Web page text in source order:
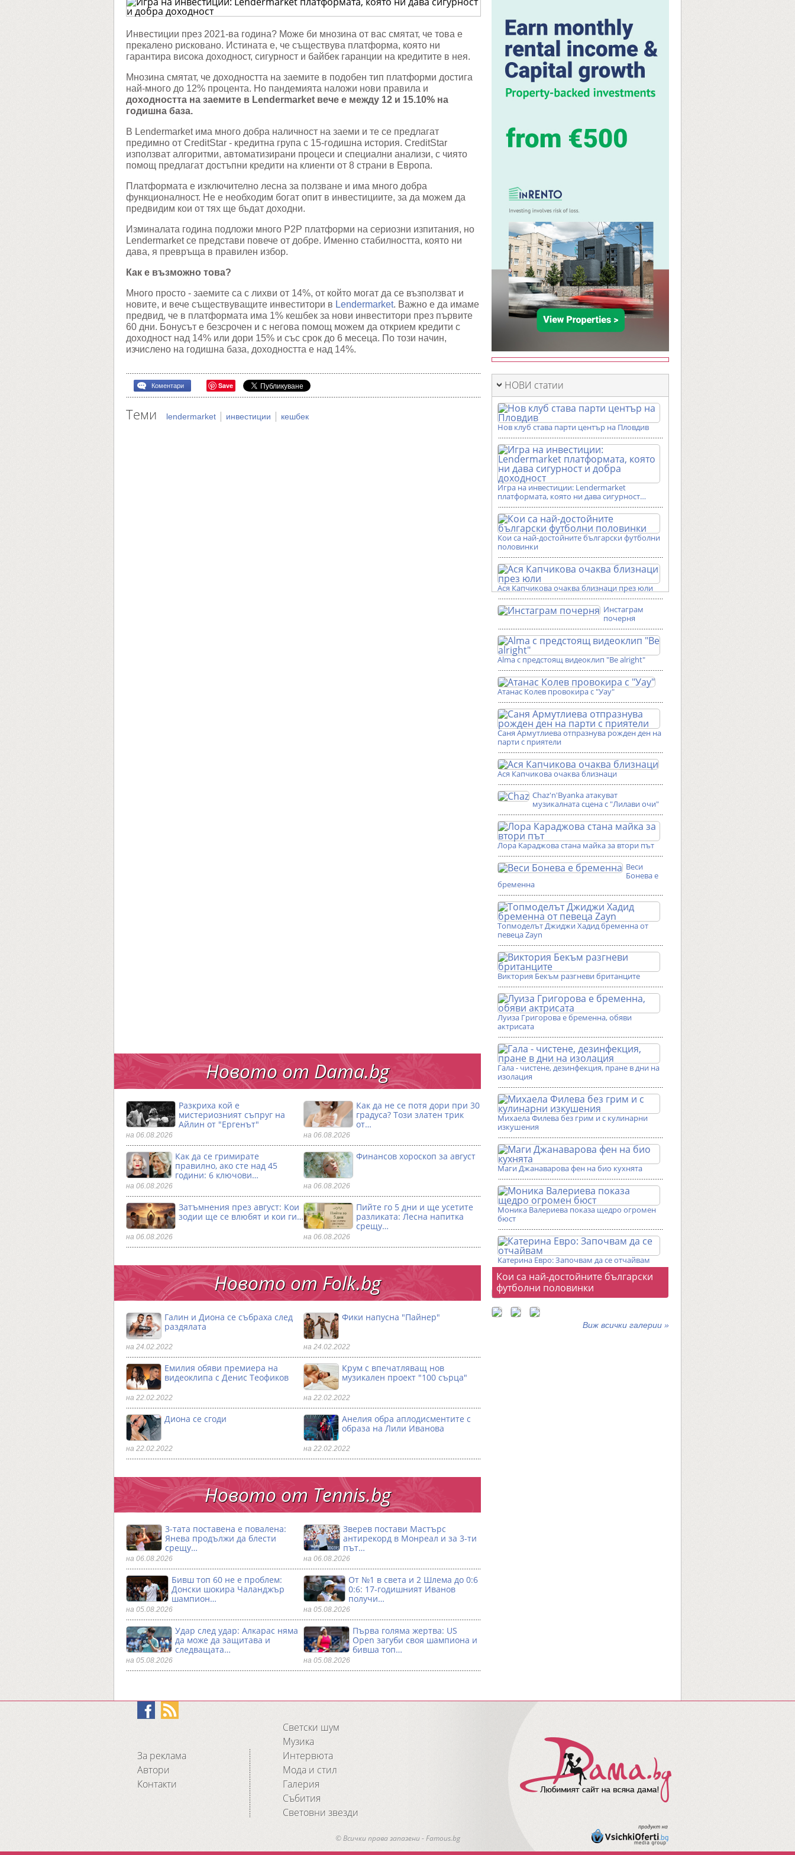
платформата,
сигурност
и
добра
доходност
Инвестиции през 2021-ва година? Може би мнозина от вас смятат, че това е
прекалено рисковано. Истината е, че съществува платформа, която ни
гарантира висока доходност, сигурност и байбек гаранции на кредитите в нея.
Мнозина смятат, че доходността на заемите в подобен тип платформи достига
най-много до 12% процента. Но пандемията наложи нови правила и
доходността на заемите в Lendermarket вече е между 12 и 15.10% на
годишна база.
В Lendermarket има много добра наличност на заеми и те се предлагат
предимно от CreditStar - кредитна група с 15-годишна история. CreditStar
използват алгоритми, автоматизирани процеси и специални анализи, с чиято
помощ предлагат достъпни кредити на клиенти от 8 страни в Европа.
Платформата е изключително лесна за ползване и има много добра
функционалност. Не е необходим богат опит в инвестициите, за да можем да
предвидим кои от тях ще бъдат доходни.
Изминалата година подложи много P2P платформи на сериозни изпитания, но
Lendermarket се представи повече от добре. Именно стабилността, която ни
дава, я превръща в правилен избор.
Как е възможно това?
Много просто - заемите са с лихви от 14%, от който могат да се възползват и
новите, и вече съществуващите инвеститори в Lendermarket. Важно е да имаме
предвид, че в платформата има 1% кешбек за нови инвеститори през първите
60 дни. Бонусът е безсрочен и с негова помощ можем да открием кредити с
доходност над 14% или дори 15% и със срок до 6 месеца. По този начин,
изчислено на годишна база, доходността е над 14%.
Коментари Save
Теми lendermarket | инвестиции | кешбек
Новото от Dama.bg
Разкриха кой е
мистериозният съпруг на
Айлин от "Ергенът"
на 06.08.2026
Как да не се потя дори при 30
градуса? Този златен трик
от…
на 06.08.2026
Как да се гримирате
правилно, ако сте над 45
години: 6 ключови…
на 06.08.2026
Финансов хороскоп за август
на 06.08.2026
Затъмнения през август: Кои
зодии ще се влюбят и кои ги…
на 06.08.2026
Пийте го 5 дни и ще усетите
разликата: Лесна напитка
срещу…
на 06.08.2026
Новото от Folk.bg
Галин и Диона се събраха след
раздялата
на 24.02.2022
Фики напусна "Пайнер"
на 24.02.2022
Емилия обяви премиера на
видеоклипа с Денис Теофиков
на 22.02.2022
Крум с впечатляващ нов
музикален проект "100 сърца"
на 22.02.2022
Диона се сгоди
на 22.02.2022
Анелия обра аплодисментите с
образа на Лили Иванова
на 22.02.2022
Новото от Тennis.bg
3-тата поставена е повалена:
Янева продължи да блести
срещу…
на 06.08.2026
Зверев постави Мастърс
антирекорд в Монреал и за 3-ти
път…
на 06.08.2026
Бивш топ 60 не е проблем:
Донски шокира Чаланджър
шампион…
на 05.08.2026
От №1 в света и 2 Шлема до 0:6
0:6: 17-годишният Иванов
получи…
на 05.08.2026
Удар след удар: Алкарас няма
да може да защитава и
следващата…
на 05.08.2026
Първа гoляма жертва: US
Open загуби своя шампиона и
бивша топ…
на 05.08.2026
НОВИ статии
Нов клуб става парти център на Пловдив
Игра на инвестиции: Lendermarket
платформата, която ни дава сигурност…
Кои са най-достойните български футболни
половинки
Ася Капчикова очаква близнаци през юли
Инстаграм
почерня
Alma с предстоящ видеоклип "Be alright"
Атанас Колев провокира с "Уау"
Саня Армутлиева отпразнува рожден ден на
парти с приятели
Ася Капчикова очаква близнаци
Chaz'n'Byanka атакуват
музикалната сцена с "Лилави очи"
Лора Караджова стана майка за втори път
Веси
Бонева е
бременна
Топмоделът Джиджи Хадид бременна от
певеца Zayn
Виктория Бекъм разгневи британците
Луиза Григорова е бременна, обяви
актрисата
Гала - чистене, дезинфекция, пране в дни на
изолация
Михаела Филева без грим и с кулинарни
изкушения
Маги Джанаварова фен на био кухнята
Моника Валериева показа щедро огромен
бюст
Катерина Евро: Започвам да се отчайвам
Фотогалерии
Кои са най-достойните български
футболни половинки
Виж всички галерии »
За реклама
Автори
Контакти
Светски шум
Музика
Интервюта
Мода и стил
Галерия
Събития
Световни звезди
© Всички права запазени - Famous.bg